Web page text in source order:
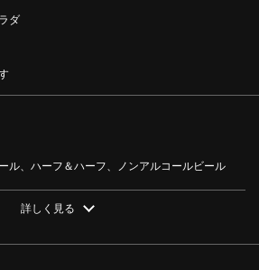
ダ
ル、ハーフ＆ハーフ、ノンアルコールビール
、麦ハイボール（レモン入り）、芋ハイボー
詳しく見る
舗情報をシェアする
鮮&シロコロ・ジンギスカンコース
441309